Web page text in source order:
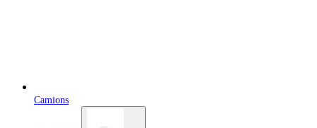
Camions